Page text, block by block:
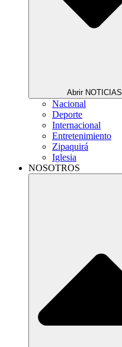
Abrir NOTICIAS
Nacional
Deporte
Internacional
Entretenimiento
Zipaquirá
Iglesia
NOSOTROS